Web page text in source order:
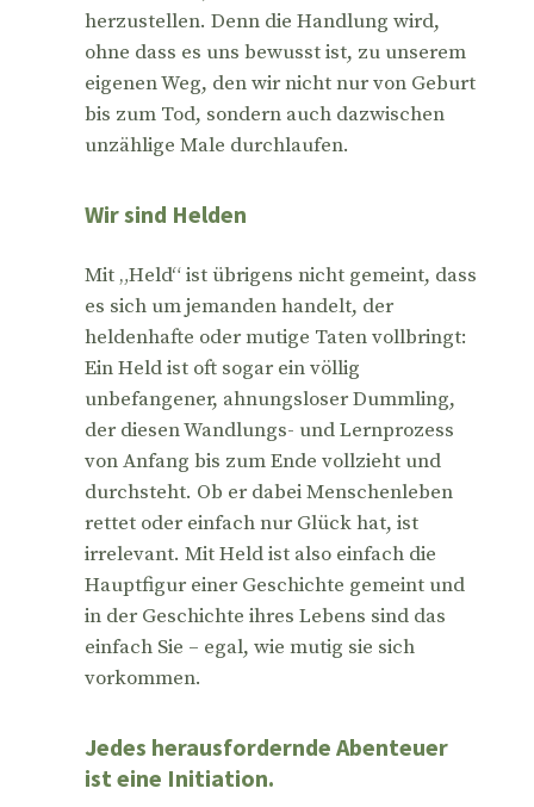
herzustellen. Denn die Handlung wird,
ohne dass es uns bewusst ist, zu unserem
eigenen Weg, den wir nicht nur von Geburt
bis zum Tod, sondern auch dazwischen
unzählige Male durchlaufen.
Wir sind Helden
Mit „Held“ ist übrigens nicht gemeint, dass
es sich um jemanden handelt, der
heldenhafte oder mutige Taten vollbringt:
Ein Held ist oft sogar ein völlig
unbefangener, ahnungsloser Dummling,
der diesen Wandlungs- und Lernprozess
von Anfang bis zum Ende vollzieht und
durchsteht. Ob er dabei Menschenleben
rettet oder einfach nur Glück hat, ist
irrelevant. Mit Held ist also einfach die
Hauptfigur einer Geschichte gemeint und
in der Geschichte ihres Lebens sind das
einfach Sie – egal, wie mutig sie sich
vorkommen.
Jedes herausfordernde Abenteuer
ist eine Initiation.